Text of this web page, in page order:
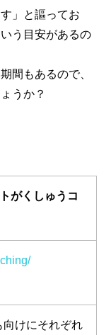
」と謳ってお
う目安があるの
間もあるので、
うか？
がくしゅうコ
けにそれぞれ